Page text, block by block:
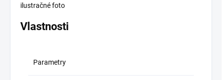
ilustračné foto
Vlastnosti
Parametry